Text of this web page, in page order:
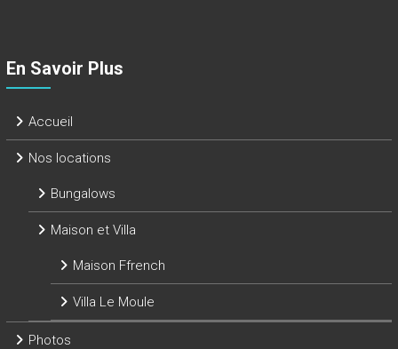
En Savoir Plus
Accueil
Nos locations
Bungalows
Maison et Villa
Maison Ffrench
Villa Le Moule
Photos